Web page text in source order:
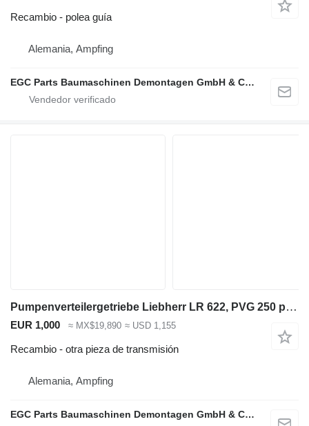
Recambio - polea guía
Alemania, Ampfing
EGC Parts Baumaschinen Demontagen GmbH & Co. KG
Pumpenverteilergetriebe Liebherr LR 622, PVG 250 para Liebherr LR 622, PVG 250 cargadora de cadenas
EUR 1,000 ≈ MX$19,890 ≈ USD 1,155
Recambio - otra pieza de transmisión
Alemania, Ampfing
EGC Parts Baumaschinen Demontagen GmbH & Co. KG